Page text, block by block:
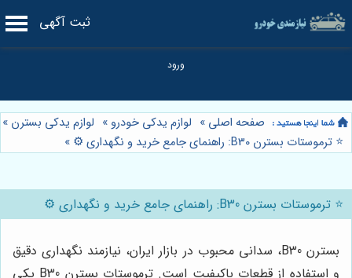
ثبت آگهی
صفحه اصلی » لوازم یدکی خودرو » لوازم یدکی بسترن »
⭐️ ترموستات بسترن B30: راهنمای جامع خرید و نگهداری ⚙️
»
⭐️ ترموستات بسترن B30: راهنمای جامع خرید و نگهداری ⚙️
بسترن B30، سدانی محبوب در بازار ایران، نیازمند نگهداری دقیق
و استفاده از قطعات باکیفیت است. ترموستات بسترن B30 یکی